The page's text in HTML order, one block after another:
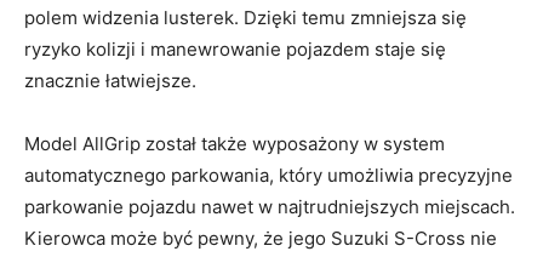
polem widzenia lusterek. ⁣Dzięki temu zmniejsza się
ryzyko kolizji i manewrowanie pojazdem staje się​
znacznie łatwiejsze.
Model AllGrip został także wyposażony w ‍system
automatycznego parkowania, który umożliwia precyzyjne⁤
parkowanie pojazdu nawet w ⁣najtrudniejszych miejscach.
Kierowca może być pewny, że jego Suzuki S-Cross nie